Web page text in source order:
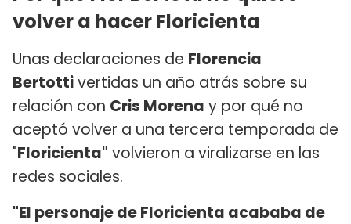
volver a hacer Floricienta
Unas declaraciones de Florencia
Bertottivertidas un año atrás sobre su
relación con Cris Morena y por qué no
aceptó volver a una tercera temporada de
"Floricienta" volvieron a viralizarse en las
redes sociales.
"El personaje de Floricienta acababa de